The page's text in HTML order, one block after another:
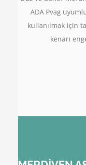
ADA Pvag
kullanılmak için
kenarı